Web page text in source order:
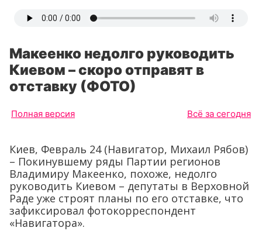
Макеенко недолго руководить
Киевом – скоро отправят в
отставку (ФОТО)
Полная версия Всё за сегодня
Киев, Февраль 24 (Навигатор, Михаил Рябов)
– Покинувшему ряды Партии регионов
Владимиру Макеенко, похоже, недолго
руководить Киевом – депутаты в Верховной
Раде уже строят планы по его отставке, что
зафиксировал фотокорреспондент
«Навигатора».